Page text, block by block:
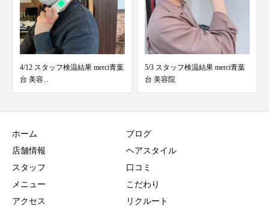
4/12 スタッフ検温結果 merci青葉
台 美容...
5/3 スタッフ検温結果 merci青葉
台 美容院
ホーム
店舗情報
スタッフ
メニュー
アクセス
ブログ
ヘアスタイル
口コミ
こだわり
リクルート